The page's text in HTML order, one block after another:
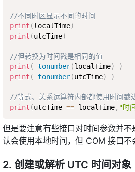
//不同时区显示不同的时间
print (localTime)
print (utcTime)
//但转换为时间戳是相同的值
print ( tonumber(localTime)
)
print ( tonumber(utcTime) )
//等式、关系运算符内部都使用时间戳
print (utcTime == localTime, "时
但是要注意有些接口对时间参数并
认会使用本地时间，但 COM 接口
2. 创建或解析 UTC 时间对象